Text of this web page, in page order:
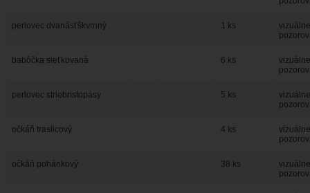
perlovec dvanásťškvrnný 1 ks
vizuálne
babôčka sieťkovaná 6 ks
vizuálne
perlovec striebristopásy 5 ks
vizuálne
očkáň traslicový 4 ks
vizuálne
očkáň pohánkový 38 ks
vizuálne